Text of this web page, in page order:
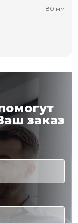
180 мм
заказ